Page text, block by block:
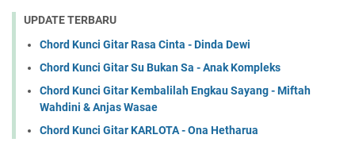
UPDATE TERBARU
Chord Kunci Gitar Rasa Cinta - Dinda Dewi
Chord Kunci Gitar Su Bukan Sa - Anak Kompleks
Chord Kunci Gitar Kembalilah Engkau Sayang - Miftah
Wahdini & Anjas Wasae
Chord Kunci Gitar KARLOTA - Ona Hetharua